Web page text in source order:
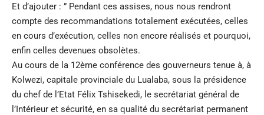
Et d’ajouter : ” Pendant ces assises, nous nous rendront
compte des recommandations totalement exécutées, celles
en cours d’exécution, celles non encore réalisés et pourquoi,
enfin celles devenues obsolètes.
Au cours de la 12ème conférence des gouverneurs tenue à, à
Kolwezi, capitale provinciale du Lualaba, sous la présidence
du chef de l’Etat Félix Tshisekedi, le secrétariat général de
l’Intérieur et sécurité, en sa qualité du secrétariat permanent